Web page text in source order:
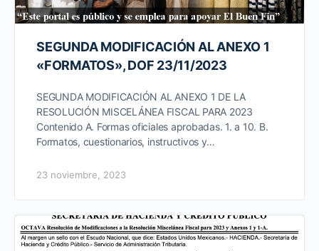
SEGUNDA MODIFICACIÓN AL ANEXO 1
«FORMATOS», DOF 23/11/2023
SEGUNDA MODIFICACIÓN AL ANEXO 1 DE LA
RESOLUCIÓN MISCELÁNEA FISCAL PARA 2023
Contenido A. Formas oficiales aprobadas. 1. a 10. B.
Formatos, cuestionarios, instructivos y…
23 noviembre, 2023